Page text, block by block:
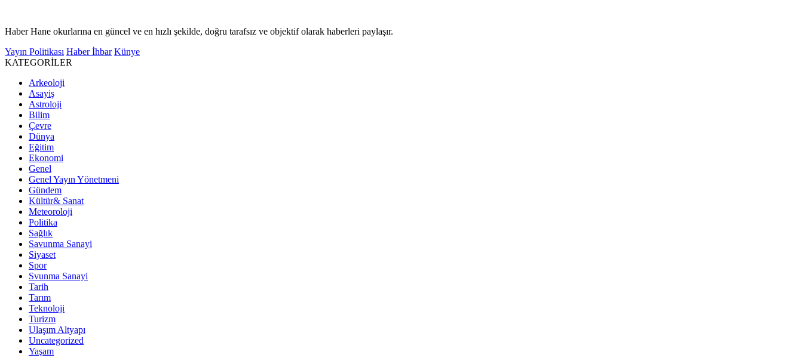
Haber Hane okurlarına en güncel ve en hızlı şekilde, doğru tarafsız ve objektif olarak haberleri paylaşır.
Yayın Politikası Haber İhbar Künye
KATEGORİLER
Arkeoloji
Asayiş
Astroloji
Bilim
Çevre
Dünya
Eğitim
Ekonomi
Genel
Genel Yayın Yönetmeni
Gündem
Kültür& Sanat
Meteoroloji
Politika
Sağlık
Savunma Sanayi
Siyaset
Spor
Svunma Sanayi
Tarih
Tarım
Teknoloji
Turizm
Ulaşım Altyapı
Uncategorized
Yaşam